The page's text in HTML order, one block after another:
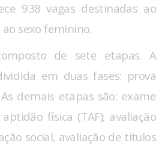
938 vagas destinadas ao
sexo feminino.
de sete etapas. A
em duas fases: prova
demais etapas são: exame
física (TAF); avaliação
social, avaliação de títulos